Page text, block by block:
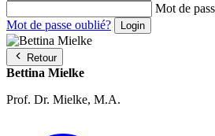
Mot de
Mot de passe oublié?
Retour
Bettina Mielke
Prof. Dr. Mielke, M.A.